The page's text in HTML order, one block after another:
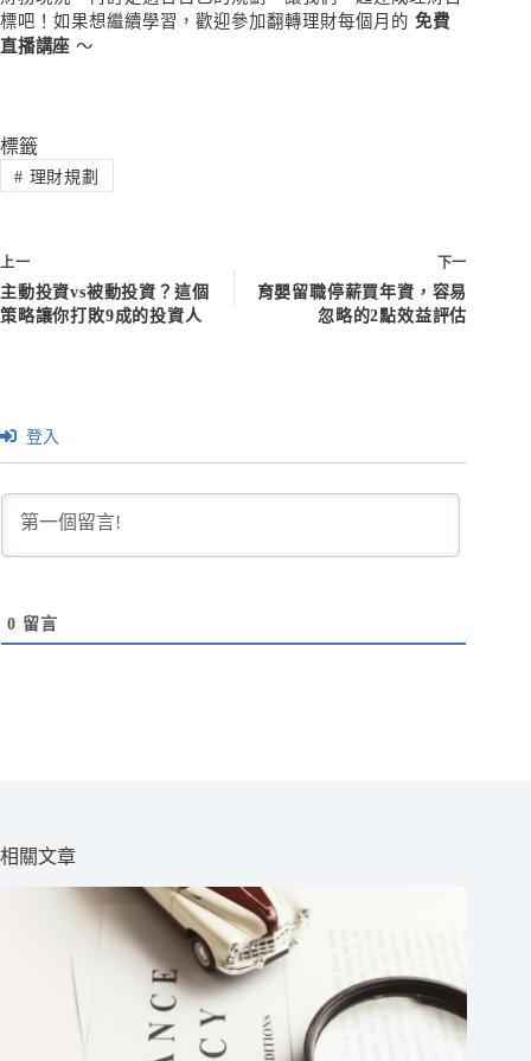
標吧！如果想繼續學習，歡迎參加翻轉理財每個月的 免費
直播講座 ～
標籤
# 理財規劃
上一
主動投資vs被動投資？這個
策略讓你打敗9成的投資人
下一
育嬰留職停薪買年資，容易
忽略的2點效益評估
登入
0 留言
相關文章